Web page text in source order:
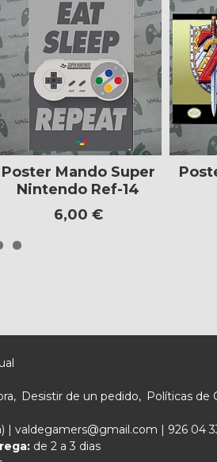
Poster Mando Super
Nintendo Ref-14
6,00 €
Desistir de un pedido Políticas de
| valdegamers@gmail.com | 926 04
de 2 a 3 dias